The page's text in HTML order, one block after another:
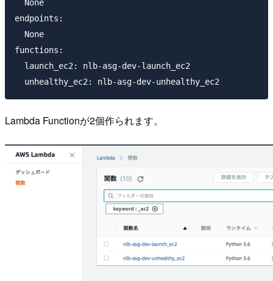
  None
endpoints:
  None
functions:
  launch_ec2: nlb-asg-dev-launch_ec2
Lambda Functionが2個作られます。